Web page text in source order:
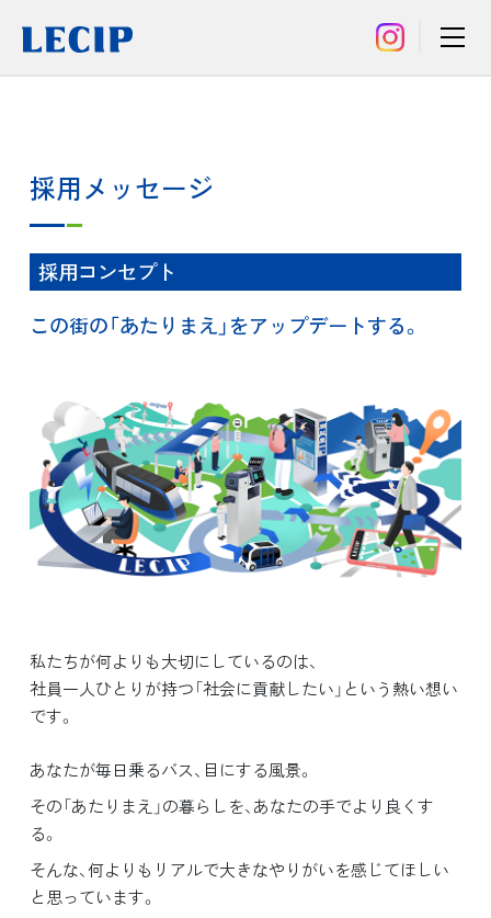
採用メッセージ
採用コンセプト
この街の「あたりまえ」をアップデートする。
私たちが何よりも大切にしているのは、
社員一人ひとりが持つ「社会に貢献したい」という熱い想い
です。
あなたが毎日乗るバス、目にする風景。
その「あたりまえ」の暮らしを、あなたの手でより良くす
る。
そんな、何よりもリアルで大きなやりがいを感じてほしい
と思っています。